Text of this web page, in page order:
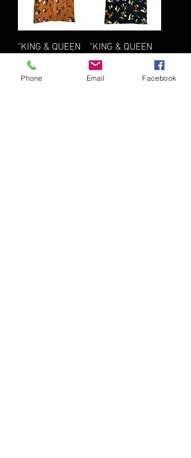
"KING & QUEEN
Lt. Brown" Aloha
Blossom/アロハ
"KING & QUEEN
Black" Aloha
Blossom/アロハ
Phone Email Facebook